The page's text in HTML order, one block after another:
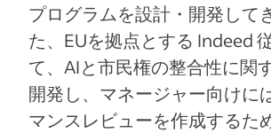
プログラムを設計・開発して
た、EUを拠点とする Indeed
て、AIと市民権の整合性に関
開発し、マネージャー向けに
マンスレビューを作成するた